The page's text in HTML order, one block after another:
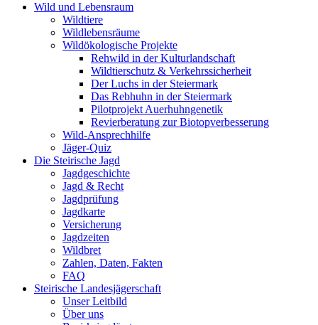
Wild und Lebensraum
Wildtiere
Wildlebensräume
Wildökologische Projekte
Rehwild in der Kulturlandschaft
Wildtierschutz & Verkehrssicherheit
Der Luchs in der Steiermark
Das Rebhuhn in der Steiermark
Pilotprojekt Auerhuhngenetik
Revierberatung zur Biotopverbesserung
Wild-Ansprechhilfe
Jäger-Quiz
Die Steirische Jagd
Jagdgeschichte
Jagd & Recht
Jagdprüfung
Jagdkarte
Versicherung
Jagdzeiten
Wildbret
Zahlen, Daten, Fakten
FAQ
Steirische Landesjägerschaft
Unser Leitbild
Über uns